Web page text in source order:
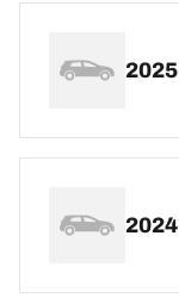
2025
2024